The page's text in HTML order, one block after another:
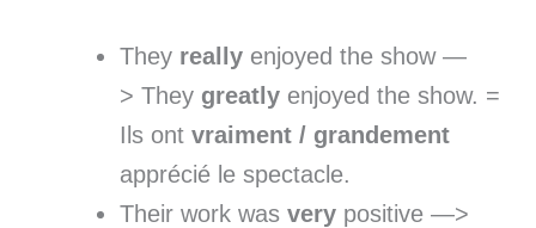
They really enjoyed the show —
> They greatly enjoyed the show. =
Ils ont vraiment / grandement
apprécié le spectacle.
Their work was very positive —>